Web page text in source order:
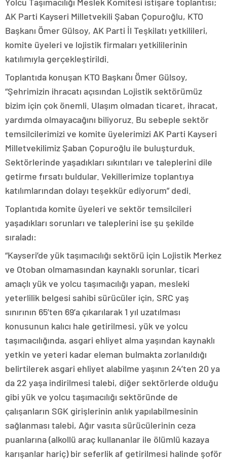
AK Parti Kayseri Milletvekili Şaban Çopuroğlu, KTO
Başkanı Ömer Gülsoy, AK Parti İl Teşkilatı yetkilileri,
komite üyeleri ve lojistik firmaları yetkililerinin
katılımıyla gerçekleştirildi.
Toplantıda konuşan KTO Başkanı Ömer Gülsoy,
“Şehrimizin ihracatı açısından Lojistik sektörümüz
bizim için çok önemli. Ulaşım olmadan ticaret, ihracat,
yardımda olmayacağını biliyoruz. Bu sebeple sektör
temsilcilerimizi ve komite üyelerimizi AK Parti Kayseri
Milletvekilimiz Şaban Çopuroğlu ile buluşturduk.
Sektörlerinde yaşadıkları sıkıntıları ve taleplerini dile
getirme fırsatı buldular. Vekillerimize toplantıya
katılımlarından dolayı teşekkür ediyorum” dedi.
Toplantıda komite üyeleri ve sektör temsilcileri
yaşadıkları sorunları ve taleplerini ise şu şekilde
sıraladı:
“Kayseri’de yük taşımacılığı sektörü için Lojistik Merkez
ve Otoban olmamasından kaynaklı sorunlar, ticari
amaçlı yük ve yolcu taşımacılığı yapan, mesleki
yeterlilik belgesi sahibi sürücüler için, SRC yaş
sınırının 65’ten 69’a çıkarılarak 1 yıl uzatılması
konusunun kalıcı hale getirilmesi, yük ve yolcu
taşımacılığında, asgari ehliyet alma yaşından kaynaklı
yetkin ve yeteri kadar eleman bulmakta zorlanıldığı
belirtilerek asgari ehliyet alabilme yaşının 24’ten 20 ya
da 22 yaşa indirilmesi talebi, diğer sektörlerde olduğu
gibi yük ve yolcu taşımacılığı sektöründe de
çalışanların SGK girişlerinin anlık yapılabilmesinin
sağlanması talebi, Ağır vasıta sürücülerinin ceza
puanlarına (alkollü araç kullananlar ile ölümlü kazaya
karışanlar hariç) bir seferlik af getirilmesi halinde şoför